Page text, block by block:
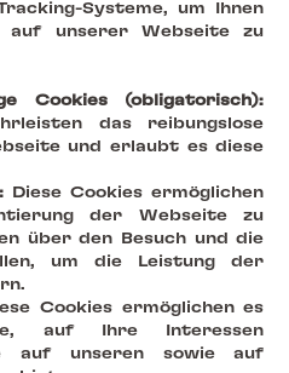
Our Stage.
that reinvent being together
Systeme, um Ihnen
auf unserer Webseite zu
Cookies (obligatorisch):
das reibungslose
und erlaubt es diese
Diese Cookies ermöglichen
der Webseite zu
über den Besuch und die
um die Leistung der
Cookies ermöglichen es
auf Ihre Interessen
auf unseren sowie auf